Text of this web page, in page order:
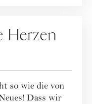
Herzen
so wie die von
Dass wir